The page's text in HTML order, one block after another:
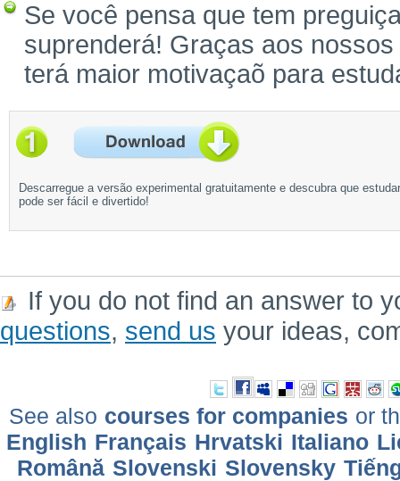
Se você pensa que tem
suprenderá! Graças aos
terá maior motivaçaõ para
Descarregue a versão experimental gratuitamente e descubra que estudar
pode ser fácil e divertido!
If you do not find an answer to
questions, send us your ideas,
See also courses for companies or
English Français Hrvatski Italiano
Română Slovenski Slovensky